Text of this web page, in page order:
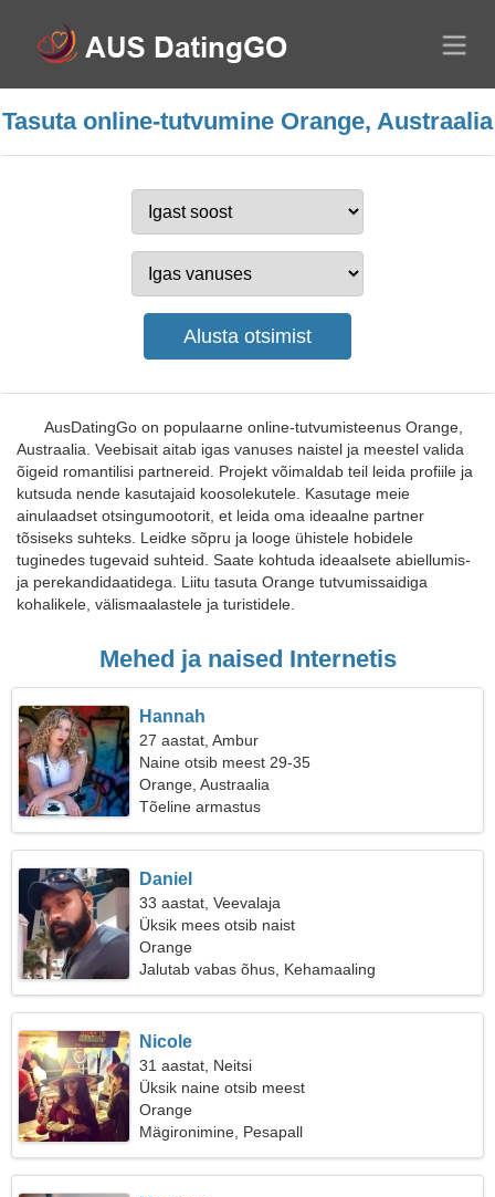
Tasuta online-tutvumine Orange, Austraalia
AusDatingGo on populaarne online-tutvumisteenus Orange,
Austraalia. Veebisait aitab igas vanuses naistel ja meestel valida
õigeid romantilisi partnereid. Projekt võimaldab teil leida profiile ja
kutsuda nende kasutajaid koosolekutele. Kasutage meie
ainulaadset otsingumootorit, et leida oma ideaalne partner
tõsiseks suhteks. Leidke sõpru ja looge ühistele hobidele
tuginedes tugevaid suhteid. Saate kohtuda ideaalsete abiellumis-
ja perekandidaatidega. Liitu tasuta Orange tutvumissaidiga
kohalikele, välismaalastele ja turistidele.
Mehed ja naised Internetis
Hannah
27 aastat, Ambur
Naine otsib meest 29-35
Orange, Austraalia
Tõeline armastus
Daniel
33 aastat, Veevalaja
Üksik mees otsib naist
Orange
Jalutab vabas õhus, Kehamaaling
Nicole
31 aastat, Neitsi
Üksik naine otsib meest
Orange
Mägironimine, Pesapall